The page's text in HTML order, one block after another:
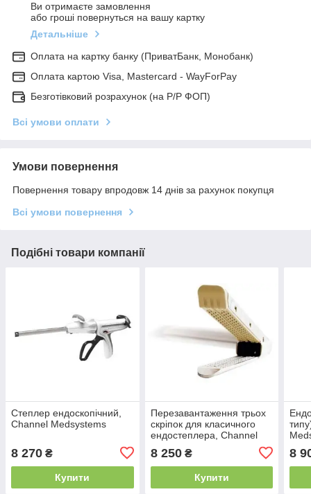
Ви отримаєте замовлення
або гроші повернуться на вашу картку
Детальніше
Оплата на картку банку (ПриватБанк, Монобанк)
Оплата картою Visa, Mastercard - WayForPay
Безготівковий розрахунок (на Р/Р ФОП)
Всі умови оплати
Умови повернення
Повернення товару впродовж 14 днів за рахунок покупця
Всі умови повернення
Подібні товари компанії
Степлер ендоскопічний,
Channel Medsystems
8 270 ₴
Купити
Перезавантаження трьох
скріпок для класичного
ендостеплера, Channel
8 250₴
Купити
8